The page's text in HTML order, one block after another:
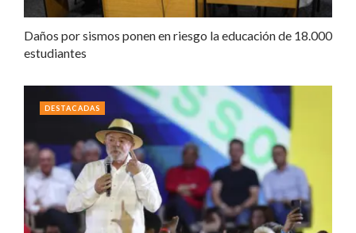
Daños por sismos ponen en riesgo la educación de 18.000
estudiantes
DESTACADAS